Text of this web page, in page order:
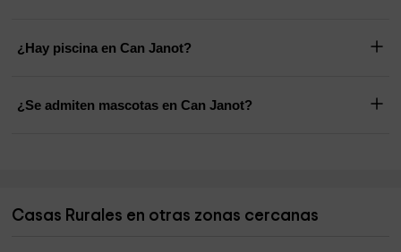
¿Hay piscina en Can Janot?
¿Se admiten mascotas en Can Janot?
Casas Rurales en otras zonas cercanas